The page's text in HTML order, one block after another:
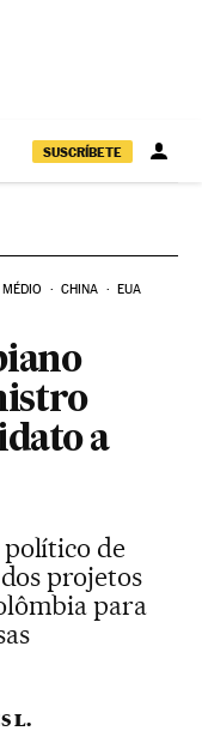
SUSCRÍBETE
CHINA EUA
a
político de
projetos
para
L.